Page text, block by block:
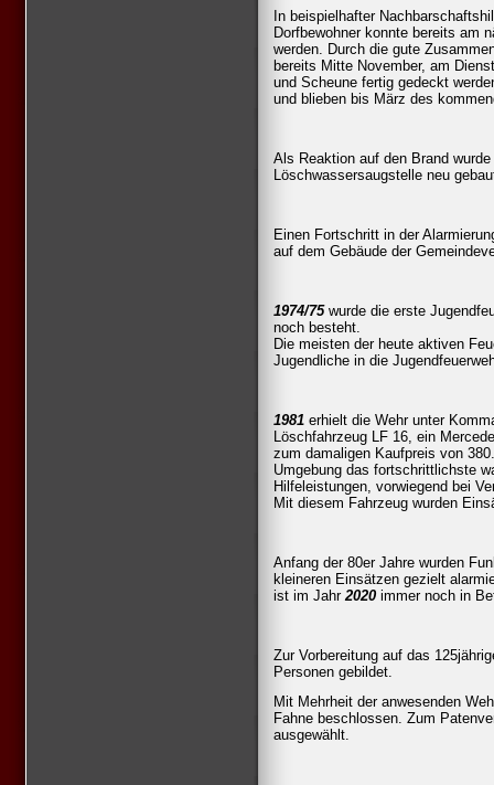
In beispielhafter
Dorfbewohner konnte bereits am
werden. Durch die gute
bereits Mitte November, am
und Scheune fertig gedeckt
und blieben bis März des
Als Reaktion auf den Brand
Löschwassersaugstelle neu
Einen Fortschritt in der
auf dem Gebäude der
1974/75wurde die erste
noch besteht.
Die meisten der heute aktiven
Jugendliche in die
1981 erhielt die Wehr unter
Löschfahrzeug LF 16, ein
zum damaligen Kaufpreis von
Umgebung das fortschrittlichste
Hilfeleistungen, vorwiegend bei
Mit diesem Fahrzeug wurden
Anfang der 80er Jahre wurden
kleineren Einsätzen gezielt
ist im Jahr2020 immer noch in
Zur Vorbereitung auf das
Personen gebildet.
Mit Mehrheit der anwesenden
Fahne beschlossen. Zum
ausgewählt.